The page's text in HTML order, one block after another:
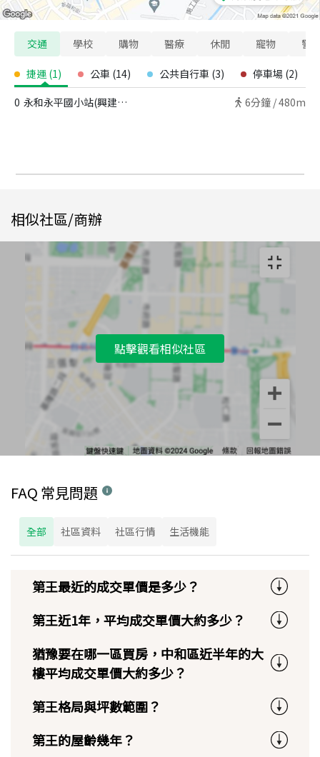
交通 學校 購物 醫療 休閒 寵物 警
捷運 (1) 公車 (14) 公共自行車 (3) 停車場 (2)
0 永和永平國小站(興建中) - 出口 6分鐘 /480m
相似社區/商辦
點擊觀看相似社區
FAQ 常見問題
全部 社區資料 社區行情 生活機能
第王最近的成交單價是多少？
第王近1年，平均成交單價大約多少？
猶豫要在哪一區買房，中和區近半年的大
樓平均成交單價大約多少？
第王格局與坪數範圍？
第王的屋齡幾年？